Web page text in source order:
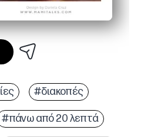
#διακοπές
#πάνω από 20 λεπτά